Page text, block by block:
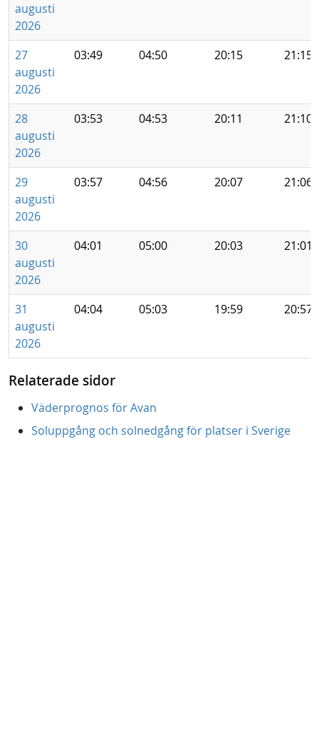
augusti
2026
27
augusti
2026
03:49 04:50 20:15 21:15
28
augusti
2026
03:53 04:53 20:11 21:10
29
augusti
2026
03:57 04:56 20:07 21:06
30
augusti
2026
04:01 05:00 20:03 21:01
31
augusti
2026
04:04 05:03 19:59 20:57
Relaterade sidor
Väderprognos för Avan
Soluppgång och solnedgång för platser i Sverige